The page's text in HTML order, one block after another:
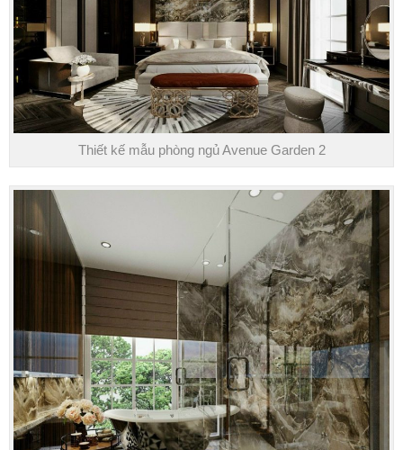
Thiết kế mẫu phòng ngủ Avenue Garden 2